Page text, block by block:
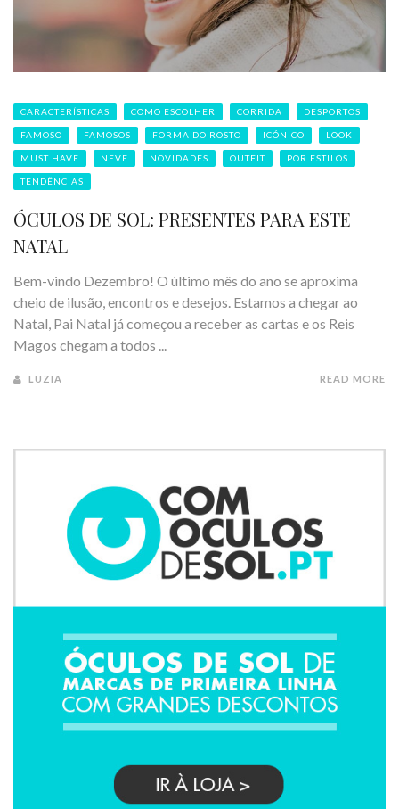
CARACTERÍSTICAS COMO ESCOLHER CORRIDA DESPORTOS
FAMOSO FAMOSOS FORMA DO ROSTO ICÓNICO LOOK
MUST HAVE NEVE NOVIDADES OUTFIT POR ESTILOS
TENDÊNCIAS
ÓCULOS DE SOL: PRESENTES PARA ESTE
NATAL
Bem-vindo Dezembro! O último mês do ano se aproxima
cheio de ilusão, encontros e desejos. Estamos a chegar ao
Natal, Pai Natal já começou a receber as cartas e os Reis
Magos chegam a todos ...
LUZIA READ MORE